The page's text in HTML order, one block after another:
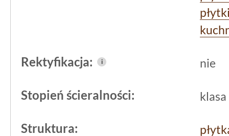
Rektyfikacja: i nie
Stopień ścieralności: klasa
Struktura: